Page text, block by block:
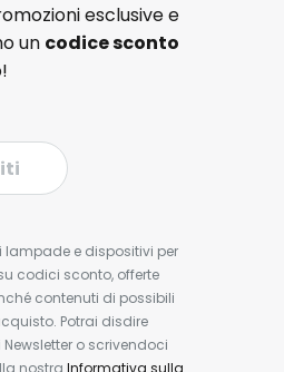
esclusive e
un codice sconto
e dispositivi per
codici sconto, offerte
contenuti di possibili
Potrai disdire
o scrivendoci
nostra Informativa sulla